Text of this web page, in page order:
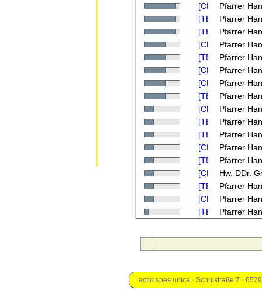
Pfarrer
Pfarrer
Pfarrer
Pfarrer
Pfarrer
Pfarrer
Pfarrer
Pfarrer
Pfarrer
Pfarrer
Pfarrer
Pfarrer
Pfarrer
Hw. DDr.
Pfarrer
Pfarrer
Pfarrer
actio spes unica · Schulstraße 7 ·